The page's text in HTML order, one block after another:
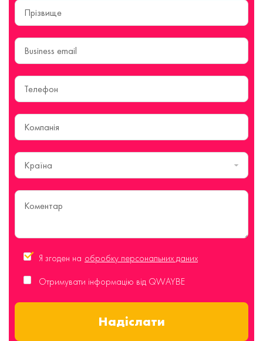
Країна
Я згоден на обробку персональних даних
Отримувати інформацію від QWAYBE
Надіслати